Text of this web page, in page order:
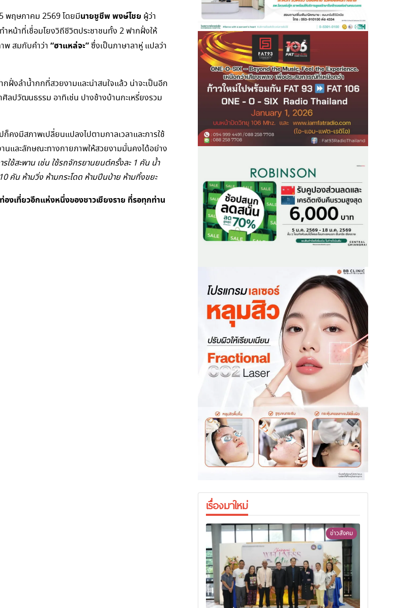
พฤษภาคม 2569 โดยมีนายชูชีพ พงษ์ไชย ผู้ว่า
ทำหน้าที่เชื่อมโยงวิถีชีวิตประชาชนทั้ง 2 ฟากฝั่งให้
พ สมกับคำว่า “ฮาแหล่จะ”ซึ่งเป็นภาษาลาหู่ แปลว่า
ฝั่งลำน้ำกกที่สวยงามและน่าสนใจแล้ว น่าจะเป็นอีก
ลปวัฒนธรรม อาทิเช่น ปางช้างบ้านกะเหรี่ยงรวม
คงมีสภาพเปลี่ยนแปลงไปตามกาลเวลาและการใช้
นและลักษณะทางกายภาพให้สวยงามมั่นคงได้อย่าง
ใช้สะพาน เช่น ใช้รถจักรยานยนต์ครั้งละ 1 คัน น้ำ
คัน ห้ามวิ่ง ห้ามกระโดด ห้ามปีนป่าย ห้ามทิ้งขยะ
งเที่ยวอีกแห่งหนึ่งของชาวเชียงราย ที่รอทุกท่าน
เรื่องมาใหม่
ข่าวสังคม